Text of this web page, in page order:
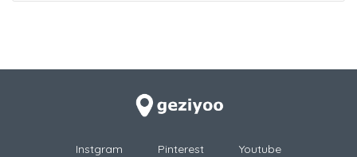
Instgram Pinterest Youtube